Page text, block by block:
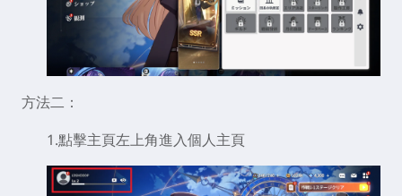
方法二：
1.點擊主頁左上角進入個人主頁